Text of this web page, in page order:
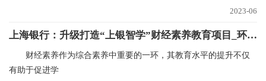
2023-06
上海银行：升级打造“上银智学”财经素养教育项目_环球快资讯
财经素养作为综合素养中重要的一环，其教育水平的提升不仅
有助于促进学